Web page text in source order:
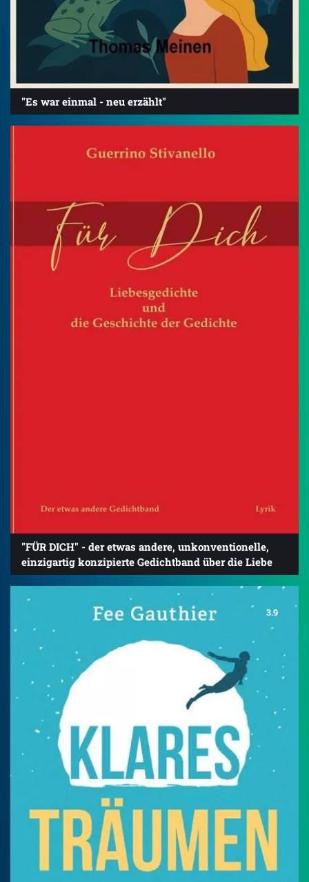
"Es war einmal - neu erzählt"
"FÜR DICH" - der etwas andere, unkonventionelle,
einzigartig konzipierte Gedichtband über die Liebe
3.9